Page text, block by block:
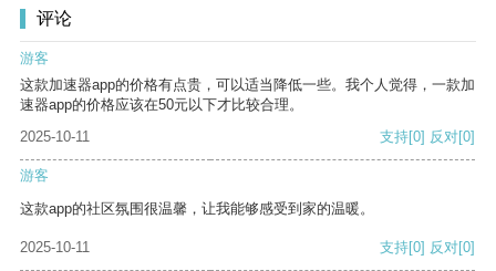
评论
游客
这款加速器app的价格有点贵，可以适当降低一些。我个人觉得，一款加
速器app的价格应该在50元以下才比较合理。
2025-10-11
支持[0] 反对[0]
游客
这款app的社区氛围很温馨，让我能够感受到家的温暖。
2025-10-11 支持[0] 反对[0]